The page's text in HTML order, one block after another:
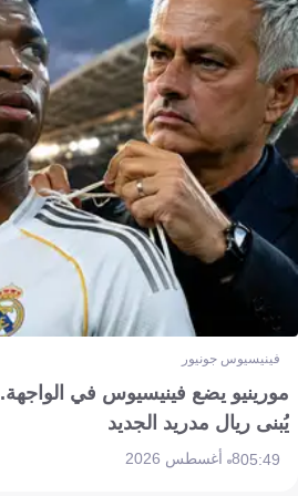
فينيسيوس جونيور
مورينيو يضع فينيسيوس في
يُبنى ريال مدريد الجديد
05:498 أغسطس 2026